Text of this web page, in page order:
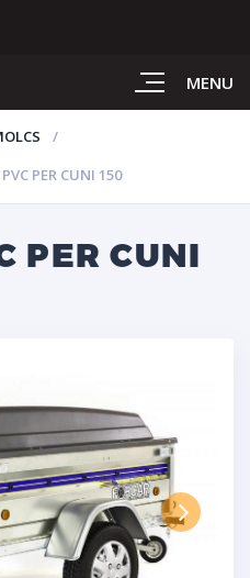
MENU
PER CUNI 150
PER CUNI
Next